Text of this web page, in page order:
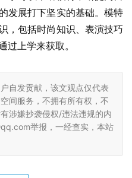
发展打下坚实的基础。模特
，包括时尚知识、表演技巧
过上学来获取。
自发贡献，该文观点仅代表
间服务，不拥有所有权，不
涉嫌抄袭侵权/违法违规的内
举报，一经查实，本站